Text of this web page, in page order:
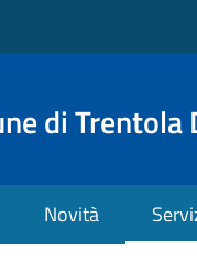
di Trentola
Novità